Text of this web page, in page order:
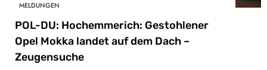
MELDUNGEN
POL-DU: Hochemmerich: Gestohlener
Opel Mokka landet auf dem Dach –
Zeugensuche